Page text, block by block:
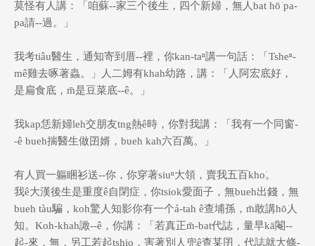
莫怪有人講：「咱蘇--家三个後生，四个新婦，無人bat hō͘ pa-
pa請--過。」
我考tiâu醫生，通知寄到厝--裡，你kan-taⁿ講一句話：「Tsheⁿ-
mê雞去啄著蟲。」人二姆有khah幼路，講：「人阿宏底好，
是扁食底，m̄是豆菜底--ê。」
我kap恁新婦leh交朋友tng熱ê時，你對我講：「我有一个同窗-
-ê bueh揣醫生做囝婿，bueh kah六百萬。」
有人買一軀睏衫送--你，你穿著siuⁿ大領，賣我五百kho͘。
我ê大漢後生是重度ê自閉症，你tsiok愛面子，無bueh出錢，無
bueh tàu騙，koh驚人知影你有一个á-tah ê查埔孫，m̄敢講hō͘人
知。Koh-khah譀--ê，你講：「若真正m̄-bat代誌，量早kā閹--
起-來，無，另工若起tshio，害著別人兜ê查某囝，代誌就大條-